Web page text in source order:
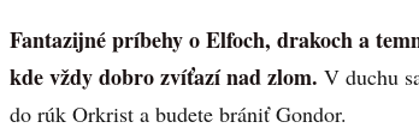
Fantazijné príbehy o Elfoch, drakoch a
kde vždy dobro zvíťazí nad zlom. V duchu
do rúk Orkrist a budete brániť Gondor.